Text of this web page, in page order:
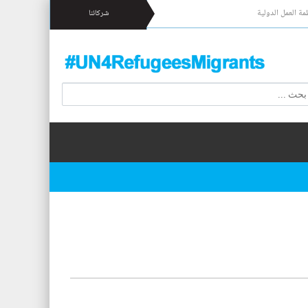
العمل الدولية شركائنا